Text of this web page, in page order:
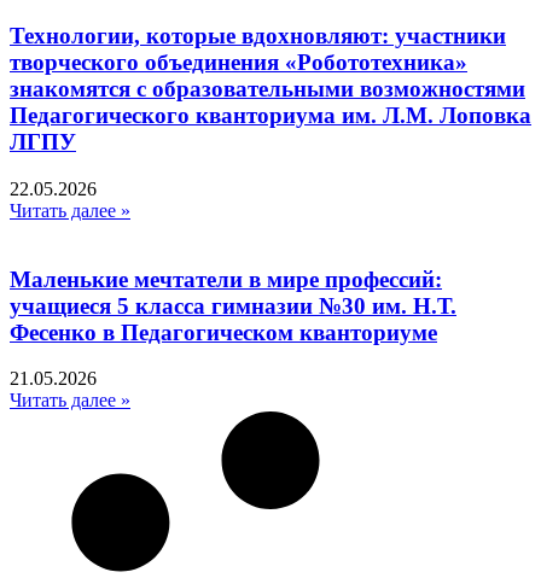
Технологии, которые вдохновляют: участники
творческого объединения «Робототехника»
знакомятся с образовательными возможностями
Педагогического кванториума им. Л.М. Лоповка
ЛГПУ
22.05.2026
Читать далее »
Маленькие мечтатели в мире профессий:
учащиеся 5 класса гимназии №30 им. Н.Т.
Фесенко в Педагогическом кванториуме
21.05.2026
Читать далее »